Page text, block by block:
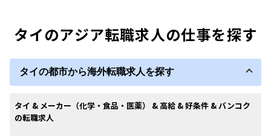
タイのアジア転職求人の仕事を探す
タイの都市から海外転職求人を探す
タイ & メーカー（化学・食品・医薬） & 高給 & 好条件 & バンコク
の転職求人